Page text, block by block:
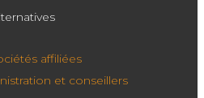
affiliées
et conseillers